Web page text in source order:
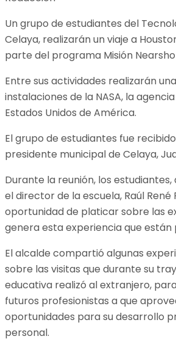
Un grupo de estudiantes del
Celaya, realizarán un viaje a
parte del programa Misión
Entre sus actividades realizarán
instalaciones de la NASA, la
Estados Unidos de América.
El grupo de estudiantes fue
presidente municipal de Celaya,
Durante la reunión, los
el director de la escuela, Raúl René
oportunidad de platicar sobre las
genera esta experiencia que están
El alcalde compartió algunas
sobre las visitas que durante su
educativa realizó al extranjero,
futuros profesionistas a que
oportunidades para su desarrollo
personal.